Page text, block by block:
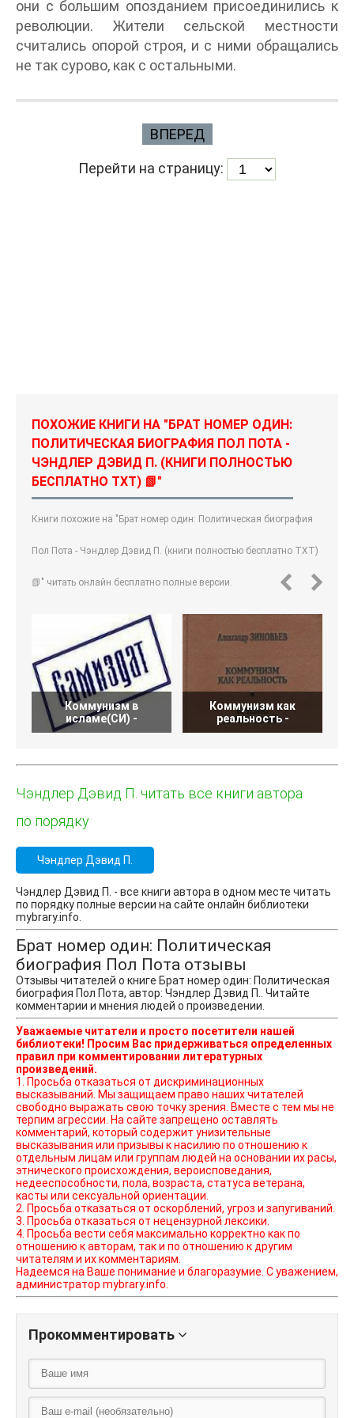
они с большим опозданием присоединились к
революции. Жители сельской местности
считались опорой строя, и с ними обращались
не так сурово, как с остальными.
ВПЕРЕД
Перейти на страницу:
ПОХОЖИЕ КНИГИ НА "БРАТ НОМЕР ОДИН:
ПОЛИТИЧЕСКАЯ БИОГРАФИЯ ПОЛ ПОТА -
ЧЭНДЛЕР ДЭВИД П. (КНИГИ ПОЛНОСТЬЮ
БЕСПЛАТНО TXT) 📗"
Книги похожие на "Брат номер один: Политическая биография
Пол Пота - Чэндлер Дэвид П. (книги полностью бесплатно TXT)
📗" читать онлайн бесплатно полные версии.
Коммунизм в
исламе(СИ) -
Коммунизм как
реальность -
Чэндлер Дэвид П. читать все книги автора
по порядку
Чэндлер Дэвид П.
Чэндлер Дэвид П. - все книги автора в одном месте читать
по порядку полные версии на сайте онлайн библиотеки
mybrary.info.
Брат номер один: Политическая
биография Пол Пота отзывы
Отзывы читателей о книге Брат номер один: Политическая
биография Пол Пота, автор: Чэндлер Дэвид П.. Читайте
комментарии и мнения людей о произведении.
Уважаемые читатели и просто посетители нашей
библиотеки! Просим Вас придерживаться определенных
правил при комментировании литературных
произведений.
1. Просьба отказаться от дискриминационных
высказываний. Мы защищаем право наших читателей
свободно выражать свою точку зрения. Вместе с тем мы не
терпим агрессии. На сайте запрещено оставлять
комментарий, который содержит унизительные
высказывания или призывы к насилию по отношению к
отдельным лицам или группам людей на основании их расы,
этнического происхождения, вероисповедания,
недееспособности, пола, возраста, статуса ветерана,
касты или сексуальной ориентации.
2. Просьба отказаться от оскорблений, угроз и запугиваний.
3. Просьба отказаться от нецензурной лексики.
4. Просьба вести себя максимально корректно как по
отношению к авторам, так и по отношению к другим
читателям и их комментариям.
Надеемся на Ваше понимание и благоразумие. С уважением,
администратор mybrary.info.
Прокомментировать